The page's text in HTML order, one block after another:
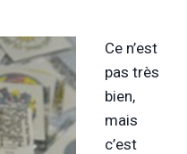
Ce n’est
pas très
bien,
mais
c’est